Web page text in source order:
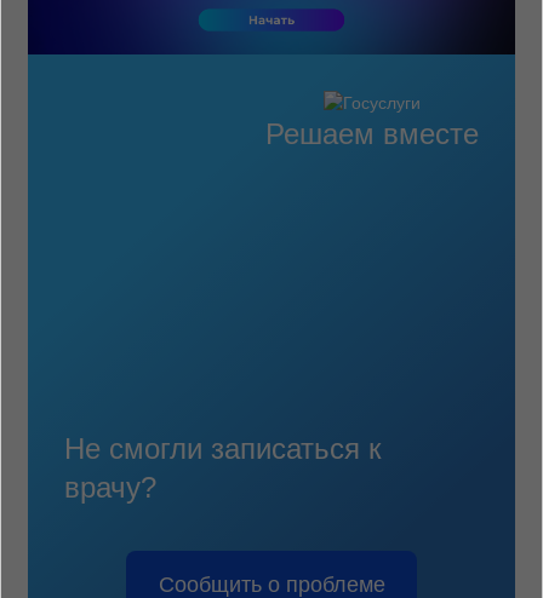
Решаем вместе
Не смогли записаться к
врачу?
Сообщить о проблеме